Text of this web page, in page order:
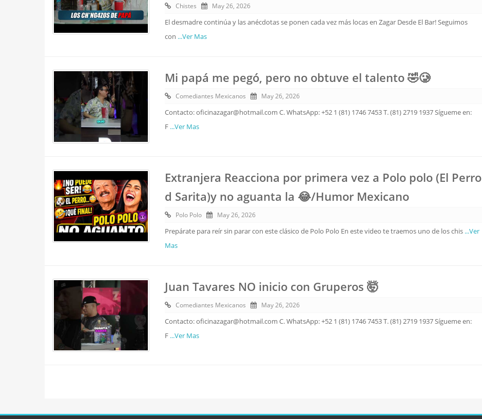
Chistes May 26, 2026
El desmadre continúa y las anécdotas se ponen cada vez más locas en Zagar Desde El Bar! Seguimos
con ...Ver Mas
Mi papá me pegó, pero no obtuve el talento 🤣🥲
Comediantes Mexicanos May 26, 2026
Contacto: oficinazagar@hotmail.com C. WhatsApp: +52 1 (81) 1746 7453 T. (81) 2719 1937 Sígueme en:
F ...Ver Mas
Extranjera Reacciona por primera vez a Polo polo (El Perro
d Sarita)y no aguanta la 😂/Humor Mexicano
Polo Polo May 26, 2026
Prepárate para reír sin parar con este clásico de Polo Polo En este video te traemos uno de los chis ...Ver
Mas
Juan Tavares NO inicio con Gruperos 🤯
Comediantes Mexicanos May 26, 2026
Contacto: oficinazagar@hotmail.com C. WhatsApp: +52 1 (81) 1746 7453 T. (81) 2719 1937 Sígueme en:
F ...Ver Mas